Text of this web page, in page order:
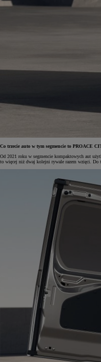
Co trzecie auto w tym segmencie to PROACE
Od 2021 roku w segmencie kompaktowych aut
to więcej niż dwaj kolejni rywale razem wzięci. Do